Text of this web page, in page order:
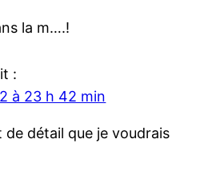
la m….!
:
à 23 h 42 min
détail que je voudrais